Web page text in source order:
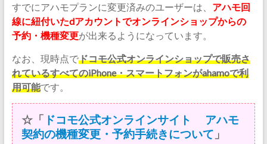
すでにアハモプランに変更済みのユーザーは、 アハモ回
線に紐付いたdアカウントでオンラインショップからの
予約・機種変更が出来るようになっています。
なお、現時点でドコモ公式オンラインショップで販売さ
れているすべてのiPhone・スマートフォンがahamoで利
用可能です。
☆「 ドコモ公式オンラインサイト アハモ
契約の機種変更・予約手続きについて 」